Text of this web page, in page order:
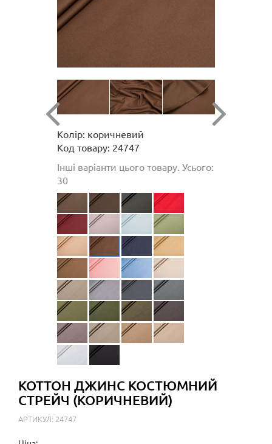
Колір: коричневий
Код товару: 24747
Інші варіанти цього товару. Усього:
30
КОТТОН ДЖИНС КОСТЮМНИЙ
СТРЕЙЧ (КОРИЧНЕВИЙ)
АРТИКУЛ: 24747